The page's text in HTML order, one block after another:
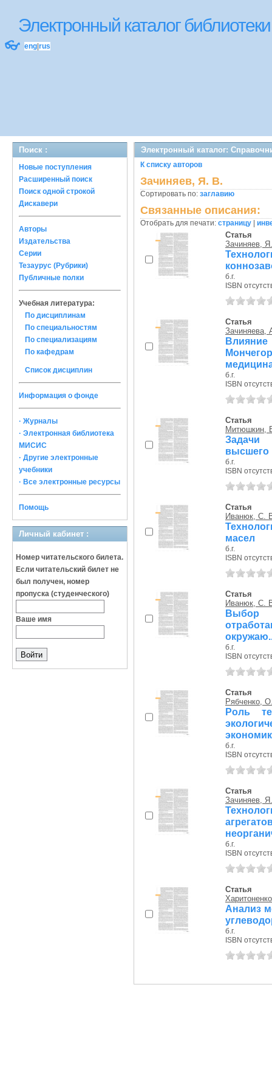
Электронный каталог
👓 eng rus
Поиск :
Новые поступления
Расширенный поиск
Поиск одной строкой
Дискавери
Авторы
Издательства
Серии
Тезаурус (Рубрики)
Публичные полки
Учебная литература:
По дисциплинам
По специальностям
По специализациям
По кафедрам
Список дисциплин
Информация о фонде
· Журналы
· Электронная библиотека
МИСИС
· Другие электронные
учебники
· Все электронные ресурсы
Помощь
Личный кабинет :
Номер читательского билета.
Если читательский билет не
был получен, номер
пропуска (студенческого)
Ваше имя
Электронный каталог:
К списку авторов
Зачиняев, Я. В.
Сортировать по: заглавию
Связанные описания:
Отобрать для печати: страницу
Статья
Зачиняев,
б.г.
ISBN
Статья
Зачиняева,
б.г.
ISBN
Статья
Митюшкин,
Задачи
высшего
б.г.
ISBN
Статья
Иванюк, С.
масел
б.г.
ISBN
Статья
Иванюк, С.
Выбор
б.г.
ISBN
Статья
Рябченко,
Роль
б.г.
ISBN
Статья
Зачиняев,
б.г.
ISBN
Статья
Анализ
б.г.
ISBN